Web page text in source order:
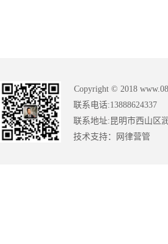
Copyright © 2018
联系电话:13888624337
联系地址:昆明市西山区
技术支持：
网律营管